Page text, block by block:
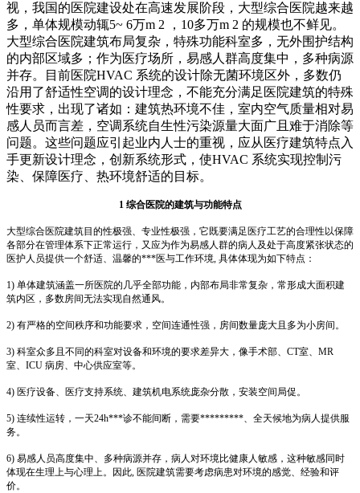
视，我国的医院建设处在高速发展阶段，大型综合医院越来越
多，单体规模动辄5~ 6万m 2 ，10多万m 2 的规模也不鲜见。
大型综合医院建筑布局复杂，特殊功能科室多，无外围护结构
的内部区域多；作为医疗场所，易感人群高度集中，多种病源
并存。目前医院HVAC 系统的设计除无菌环境区外，多数仍
沿用了舒适性空调的设计理念，不能充分满足医院建筑的特殊
性要求，出现了诸如：建筑热环境不佳，室内空气质量相对易
感人员而言差，空调系统自生性污染源量大面广且难于消除等
问题。这些问题应引起业内人士的重视，应从医疗建筑特点入
手更新设计理念，创新系统形式，使HVAC 系统实现控制污
染、保障医疗、热环境舒适的目标。
1 综合医院的建筑与功能特点
大型综合医院建筑目的性极强、专业性极强，它既要满足医疗工艺的合理性以保障
各部分在管理体系下正常运行，又应为作为易感人群的病人及处于高度紧张状态的
医护人员提供一个舒适、温馨的***医与工作环境, 具体体现为如下特点：
1) 单体建筑涵盖一所医院的几乎全部功能，内部布局非常复杂，常形成大面积建
筑内区，多数房间无法实现自然通风。
2) 有严格的空间秩序和功能要求，空间连通性强，房间数量庞大且多为小房间。
3) 科室众多且不同的科室对设备和环境的要求差异大，像手术部、CT室、MR
室、ICU 病房、中心供应室等。
4) 医疗设备、医疗支持系统、建筑机电系统庞杂分散，安装空间局促。
5) 连续性运转，一天24h***诊不能间断，需要*********、全天候地为病人提供服
务。
6) 易感人员高度集中、多种病源并存，病人对环境比健康人敏感，这种敏感同时
体现在生理上与心理上。因此, 医院建筑需要考虑病患对环境的感觉、经验和评
价。